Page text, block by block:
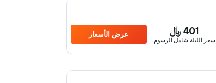
401 ﷼
سعر الليلة شامل الرسوم
عرض الأسعار